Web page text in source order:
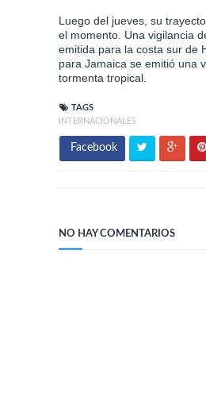
Luego del jueves, su
el momento. Una vigilancia
emitida para la costa sur de
para Jamaica se emitió una
tormenta tropical.
TAGS
INTERNACIONALES
Facebook
NO HAY COMENTARIOS